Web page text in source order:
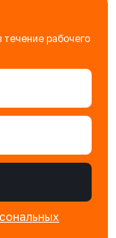
рабочего